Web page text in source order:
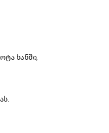
ხანში,